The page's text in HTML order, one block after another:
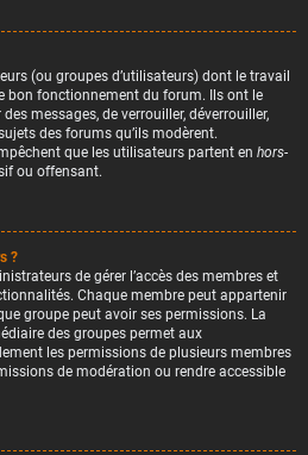
(ou groupes d’utilisateurs) dont le travail
bon fonctionnement du forum. Ils ont le
messages, de verrouiller, déverrouiller,
des forums qu’ils modèrent.
que les utilisateurs partent en hors-
ou offensant.
?
de gérer l’accès des membres et
Chaque membre peut appartenir
groupe peut avoir ses permissions. La
des groupes permet aux
les permissions de plusieurs membres
de modération ou rendre accessible